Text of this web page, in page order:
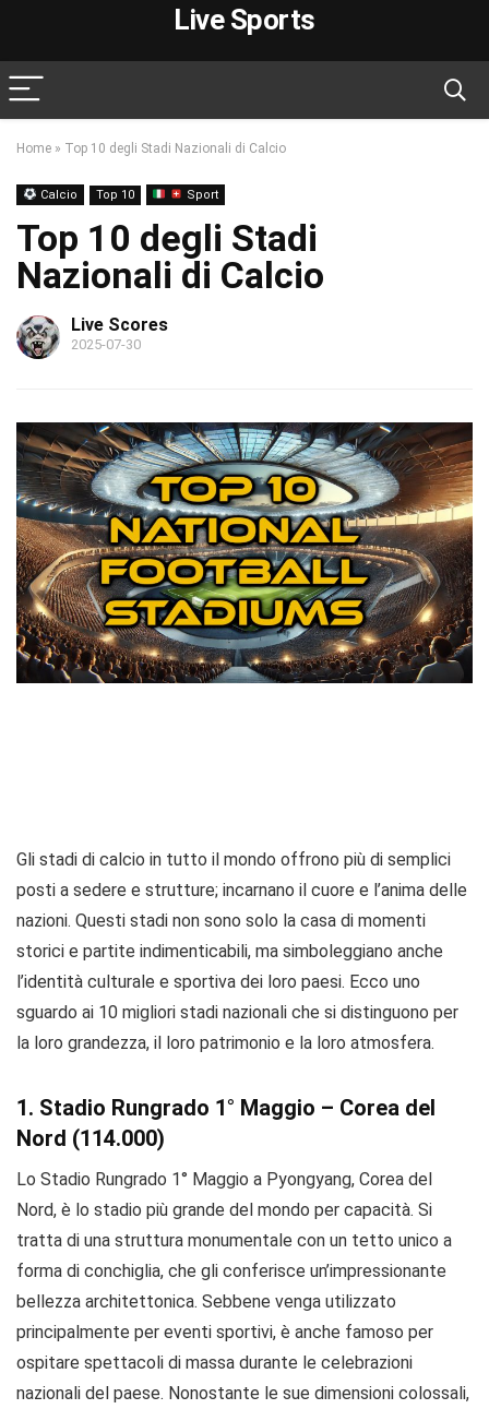
Live Sports
Home » Top 10 degli Stadi Nazionali di Calcio
Calcio Top 10 Sport
Top 10 degli Stadi
Nazionali di Calcio
Live Scores
2025-07-30
Gli stadi di calcio in tutto il mondo offrono più di semplici
posti a sedere e strutture; incarnano il cuore e l’anima delle
nazioni. Questi stadi non sono solo la casa di momenti
storici e partite indimenticabili, ma simboleggiano anche
l’identità culturale e sportiva dei loro paesi. Ecco uno
sguardo ai 10 migliori stadi nazionali che si distinguono per
la loro grandezza, il loro patrimonio e la loro atmosfera.
1. Stadio Rungrado 1° Maggio – Corea del
Nord (114.000)
Lo Stadio Rungrado 1° Maggio a Pyongyang, Corea del
Nord, è lo stadio più grande del mondo per capacità. Si
tratta di una struttura monumentale con un tetto unico a
forma di conchiglia, che gli conferisce un’impressionante
bellezza architettonica. Sebbene venga utilizzato
principalmente per eventi sportivi, è anche famoso per
ospitare spettacoli di massa durante le celebrazioni
nazionali del paese. Nonostante le sue dimensioni colossali,